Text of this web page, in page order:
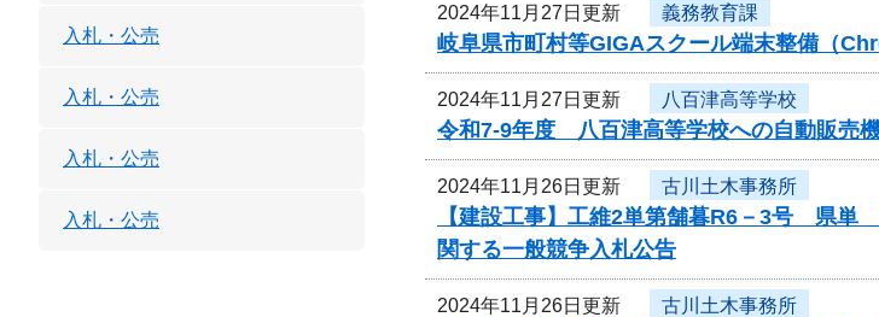
2024年11月27日更新 義務教育課
岐阜県市町村等GIGAスクール端末整備（
2024年11月27日更新 八百津高等学校
令和7-9年度 八百津高等学校への自動販売
2024年11月26日更新 古川土木事務所
【建設工事】工維2単第舗暮R6－3号 県単
関する一般競争入札公告
2024年11月26日更新 古川土木事務所
入札・公売
入札・公売
入札・公売
入札・公売